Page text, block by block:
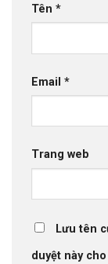
Tên *
Email *
Trang web
Lưu tên
duyệt này